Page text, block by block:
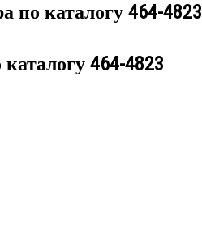
по каталогу 464-4823
464-4823